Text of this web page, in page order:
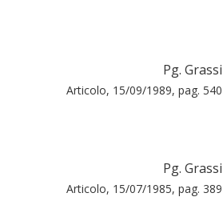
Pg. Grassi
Articolo, 15/09/1989, pag. 540
Pg. Grassi
Articolo, 15/07/1985, pag. 389